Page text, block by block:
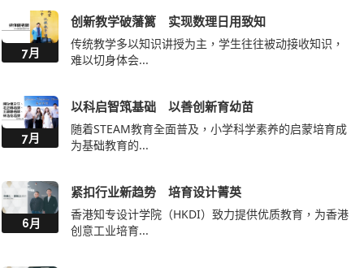
7月
创新教学破藩篱 实现数理日用致知
传统教学多以知识讲授为主，学生往往被动接收知识，
难以切身体会...
7月
以科启智筑基础 以善创新育幼苗
随着STEAM教育全面普及，小学科学素养的启蒙培育成
为基础教育的...
6月
紧扣行业新趋势 培育设计菁英
香港知专设计学院（HKDI）致力提供优质教育，为香港
创意工业培育...